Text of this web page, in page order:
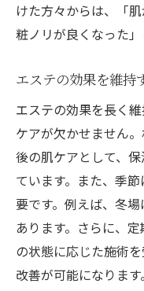
けた方々からは、「
粧ノリが良くなった」
エステの効果を維持
エステの効果を長く
ケアが欠かせません
後の肌ケアとして、
ています。また、季
要です。例えば、冬
あります。さらに、
の状態に応じた施術
改善が可能になります。